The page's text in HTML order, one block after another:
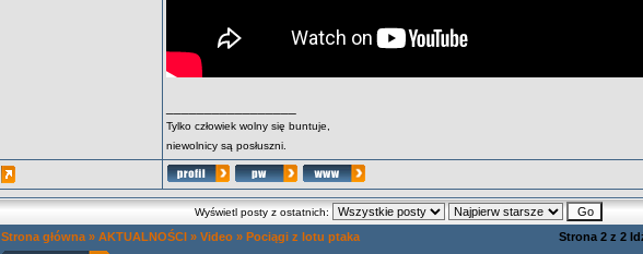
Tylko człowiek wolny się buntuje,
niewolnicy są posłuszni.
Wyświetl posty z ostatnich:
Strona główna » AKTUALNOŚCI » Video » Pociągi z lotu ptaka Strona 2 z 2